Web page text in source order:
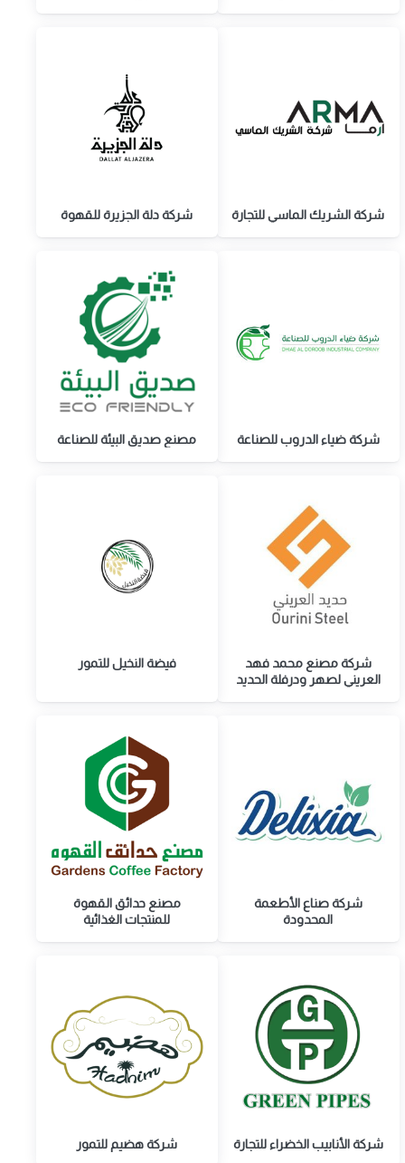
شركة الشريك الماسي للتجارة شركة دلة الجزيرة للقهوة
شركة ضياء الدروب للصناعة مصنع صديق البيئة للصناعة
شركة مصنع محمد فهد
العريني لصهر ودرفلة الحديد
فيضة النخيل للتمور
شركة صناع الأطعمة
المحدودة
مصنع حدائق القهوة
للمنتجات الغذائية
شركة الأنابيب الخضراء للتجارة شركة هضيم للتمور